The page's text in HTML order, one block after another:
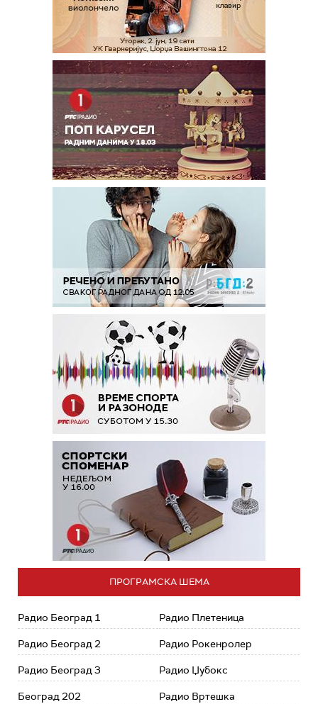
ПРОГРАМСКА ШЕМА
Радио Београд 1
Радио Београд 2
Радио Београд 3
Београд 202
Радио Плетеница
Радио Рокенролер
Радио Џубокс
Радио Вртешка